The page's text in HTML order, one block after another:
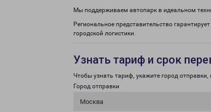
Мы поддерживаем автопарк в идеальном
Региональное представительство
городской логистики.
Узнать тариф и срок
Чтобы узнать тариф, укажите город отправки,
Город отправки
Москва